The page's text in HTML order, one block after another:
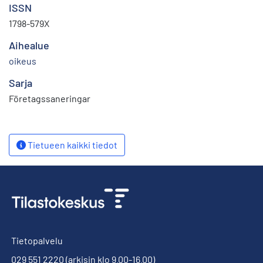
ISSN
1798-579X
Aihealue
oikeus
Sarja
Företagssaneringar
Tietueen kaikki tiedot
Tietopalvelu
029 551 2220 (arkisin klo 9.00-16.00)